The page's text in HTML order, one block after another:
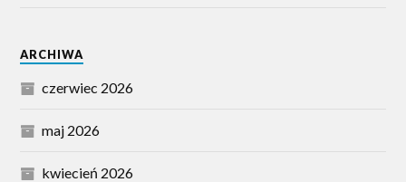
ARCHIWA
czerwiec 2026
maj 2026
kwiecień 2026